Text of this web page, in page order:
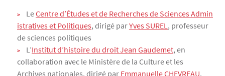
LeCentre d’Études et de Recherches de Sciences Admin
istratives et Politiques, dirigé parYves SUREL, professeur
de sciences politiques
L’Institut d’histoire du droit Jean Gaudemet, en
collaboration avec le Ministère de la Culture et les
Archives nationales, dirigé par Emmanuelle CHEVREAU,